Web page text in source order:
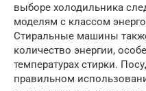
выборе холодильника
моделям с классом
Стиральные машины
количество энергии,
температурах стирки.
правильном